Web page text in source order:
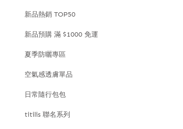
新品熱銷 TOP50
新品預購 滿 $1000 免運
夏季防曬專區
空氣感透膚單品
日常隨行包包
titilis 聯名系列